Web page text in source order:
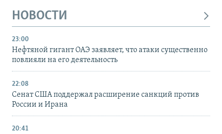
НОВОСТИ
23:00
Нефтяной гигант ОАЭ заявляет, что атаки существенно
повлияли на его деятельность
22:08
Сенат США поддержал расширение санкций против
России и Ирана
20:41